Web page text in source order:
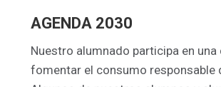
AGENDA 2030
Nuestro alumnado participa en una
fomentar el consumo responsable